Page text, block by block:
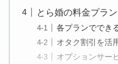
とら婚の料金プラン
各プランででき
オタク割引を活
オプションサー